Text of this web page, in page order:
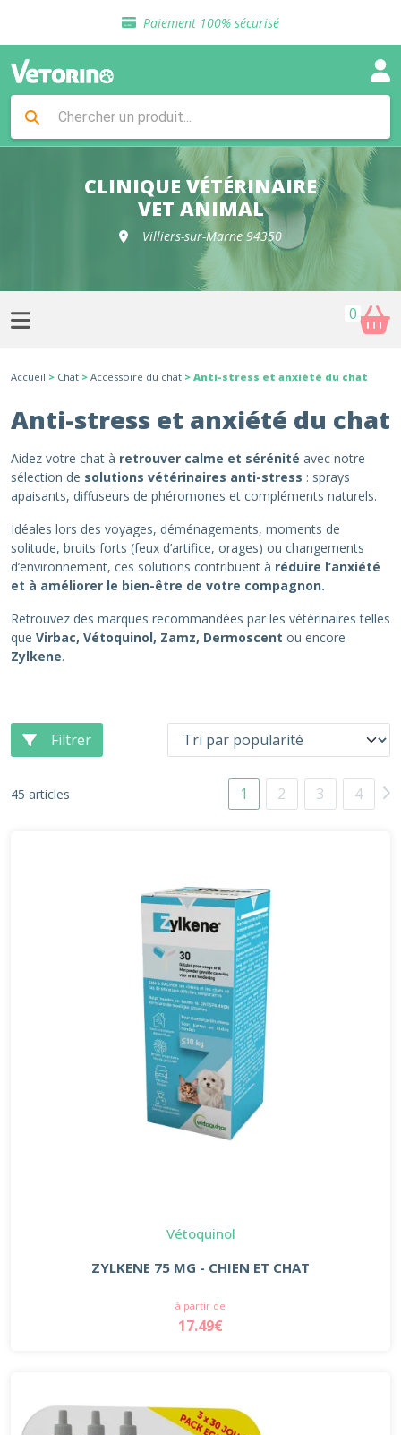
Paiement 100% sécurisé
Livraison gratuite en clinique vétérinaire
Sélection de croquettes vétérinaire
Livraison gratuite en clinique vétérinaire
Retour gratuit en clinique
Sélection de croquettes vétérinaire
CLINIQUE VÉTÉRINAIRE
VET ANIMAL
Villiers-sur-Marne 94350
0
Accueil > Chat > Accessoire du chat > Anti-stress et anxiété du chat
Anti-stress et anxiété du chat
Aidez votre chat à retrouver calme et sérénité avec notre
sélection de solutions vétérinaires anti-stress : sprays
apaisants, diffuseurs de phéromones et compléments naturels.
Idéales lors des voyages, déménagements, moments de
solitude, bruits forts (feux d’artifice, orages) ou changements
d’environnement, ces solutions contribuent à réduire l’anxiété
et à améliorer le bien-être de votre compagnon.
Retrouvez des marques recommandées par les vétérinaires telles
que Virbac, Vétoquinol, Zamz, Dermoscent ou encore
Zylkene.
Filtrer
45 articles 1 2 3 4
Vétoquinol
ZYLKENE 75 MG - CHIEN ET CHAT
à partir de
17.49€